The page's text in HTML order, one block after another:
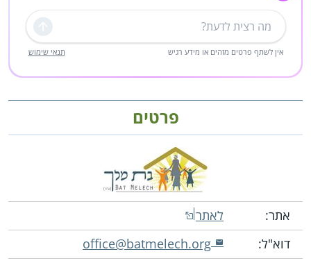
שליחה
אין לשתף פרטים מזהים או מידע רגיש תנאי שימוש
פרטים
אתר:
לאתר
דוא"ל:
office@batmelech.org